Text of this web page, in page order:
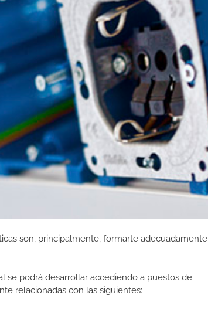
son, principalmente, formarte adecuadamente
se podrá desarrollar accediendo a puestos de
relacionadas con las siguientes: